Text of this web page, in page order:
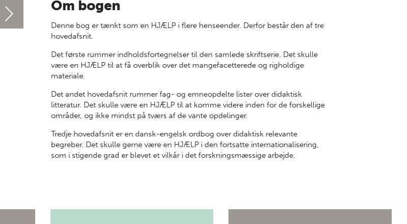
Om bogen
Denne bog er tænkt som en HJÆLP i flere henseender. Derfor består den af tre
hovedafsnit.
Det første rummer indholdsfortegnelser til den samlede skriftserie. Det skulle
være en HJÆLP til at få overblik over det mangefacetterede og righoldige
materiale.
Det andet hovedafsnit rummer fag- og emneopdelte lister over didaktisk
litteratur. Det skulle være en HJÆLP til at komme videre inden for de forskellige
områder, og ikke mindst på tværs af de vante opdelinger.
Tredje hovedafsnit er en dansk-engelsk ordbog over didaktisk relevante
begreber. Det skulle gerne være en HJÆLP i den fortsatte internationalisering,
som i stigende grad er blevet et vilkår i det forskningsmæssige arbejde.